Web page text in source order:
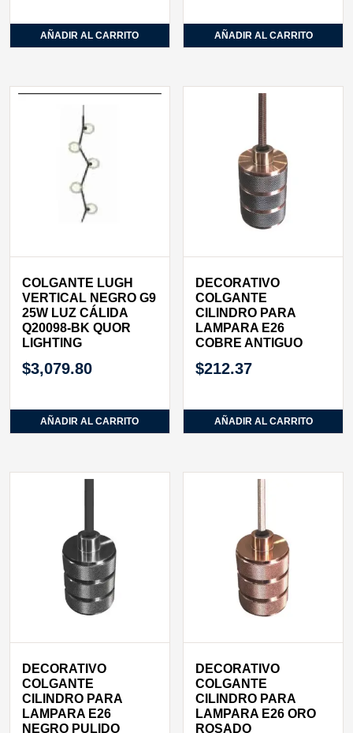
AÑADIR AL CARRITO AÑADIR AL CARRITO
COLGANTE LUGH
VERTICAL NEGRO G9
25W LUZ CÁLIDA
Q20098-BK QUOR
LIGHTING
$3,079.80
AÑADIR AL CARRITO
DECORATIVO
COLGANTE
CILINDRO PARA
LAMPARA E26
COBRE ANTIGUO
$212.37
AÑADIR AL CARRITO
DECORATIVO
COLGANTE
CILINDRO PARA
LAMPARA E26
NEGRO PULIDO
DECORATIVO
COLGANTE
CILINDRO PARA
LAMPARA E26 ORO
ROSADO